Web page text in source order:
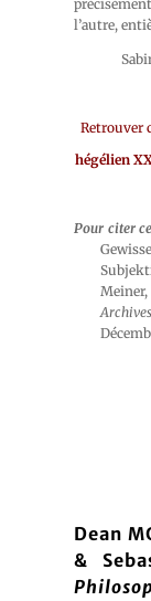
l’autre,
Retrouver
hégélien
Pour citer
Dean
&